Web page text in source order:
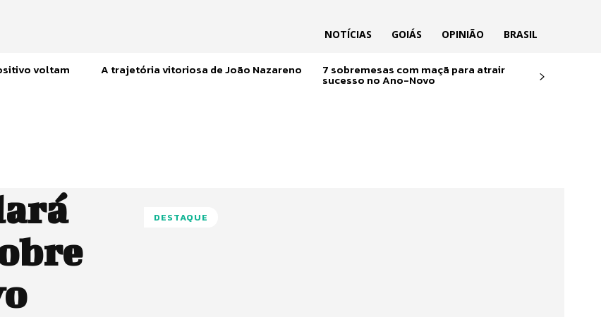
NOTÍCIAS GOIÁS OPINIÃO BRASIL
voltam A trajetória vitoriosa de João Nazareno 7 sobremesas com maçã para atrair
sucesso no Ano-Novo
DESTAQUE